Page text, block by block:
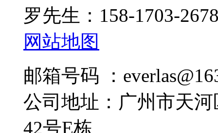
罗先生：158-1703-
网站地图
邮箱号码 ：
公司地址：广州市天
42号E栋